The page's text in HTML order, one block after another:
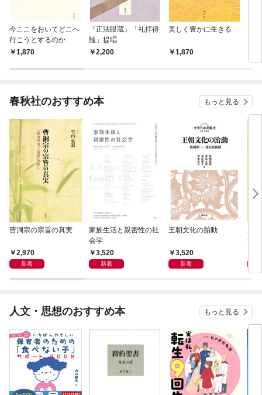
今ここをおいてどこへ
行こうとするのか
1,870
『正法眼蔵』「礼拝得
髄」提唱
2,200
美しく豊かに生きる
1,870
光
春秋社のおすすめ本 もっと見る
曹洞宗の宗旨の真実
2,970
新着
家族生活と親密性の社
会学
3,520
新着
王朝文化の胎動
3,520
新着
洋
人文・思想のおすすめ本 もっと見る